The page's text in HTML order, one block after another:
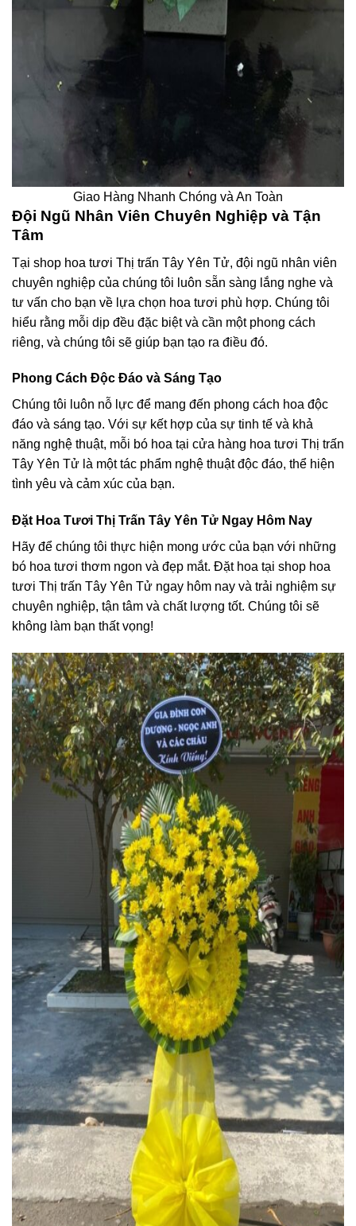
Giao Hàng Nhanh Chóng và An Toàn
Đội Ngũ Nhân Viên Chuyên Nghiệp và Tận
Tâm
Tại shop hoa tươi Thị trấn Tây Yên Tử, đội ngũ nhân viên
chuyên nghiệp của chúng tôi luôn sẵn sàng lắng nghe và
tư vấn cho bạn về lựa chọn hoa tươi phù hợp. Chúng tôi
hiểu rằng mỗi dịp đều đặc biệt và cần một phong cách
riêng, và chúng tôi sẽ giúp bạn tạo ra điều đó.
Phong Cách Độc Đáo và Sáng Tạo
Chúng tôi luôn nỗ lực để mang đến phong cách hoa độc
đáo và sáng tạo. Với sự kết hợp của sự tinh tế và khả
năng nghệ thuật, mỗi bó hoa tại cửa hàng hoa tươi Thị trấn
Tây Yên Tử là một tác phẩm nghệ thuật độc đáo, thể hiện
tình yêu và cảm xúc của bạn.
Đặt Hoa Tươi Thị Trấn Tây Yên Tử Ngay Hôm Nay
Hãy để chúng tôi thực hiện mong ước của bạn với những
bó hoa tươi thơm ngon và đẹp mắt. Đặt hoa tại shop hoa
tươi Thị trấn Tây Yên Tử ngay hôm nay và trải nghiệm sự
chuyên nghiệp, tận tâm và chất lượng tốt. Chúng tôi sẽ
không làm bạn thất vọng!